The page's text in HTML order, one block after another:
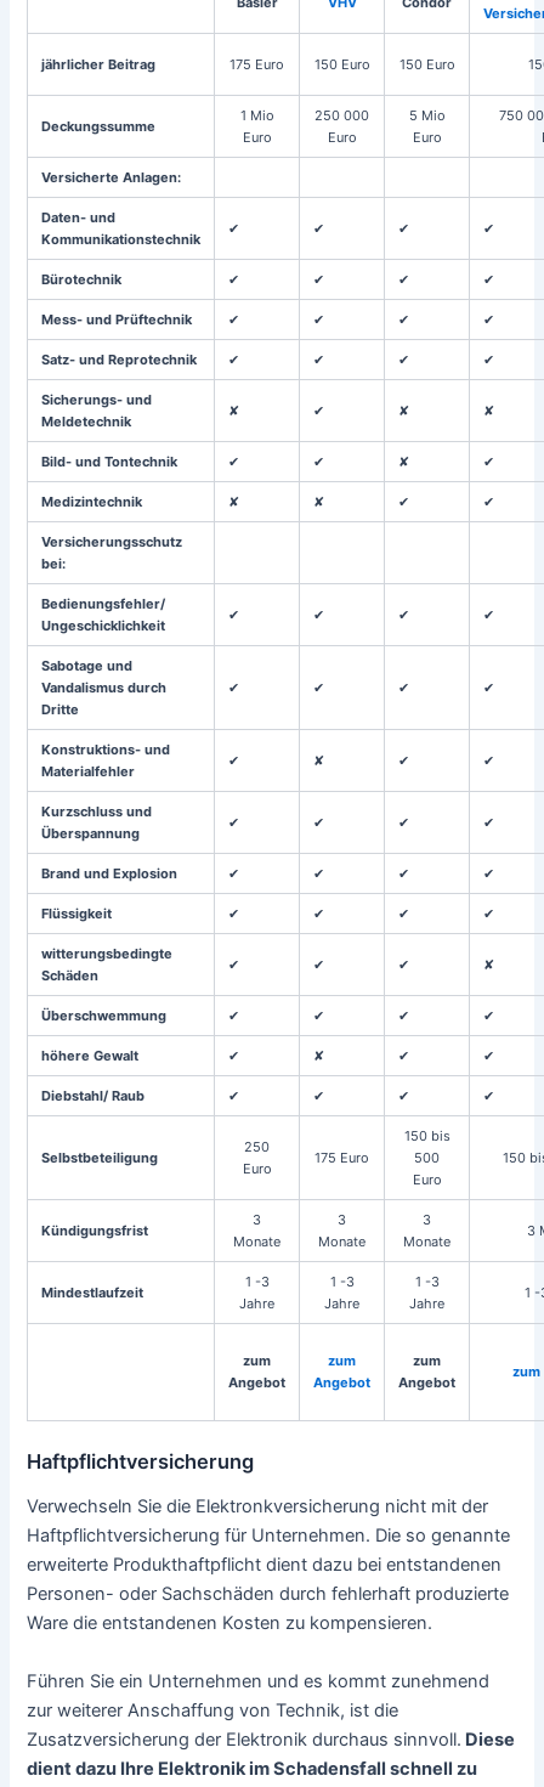
jährlicher Beitrag 175 Euro 150 Euro 150 Euro
Deckungssumme
1 Mio
Euro
250 000
Euro
5 Mio
Euro
750
Versicherte Anlagen:
Daten- und
Kommunikationstechnik
✔ ✔ ✔ ✔
Bürotechnik ✔ ✔ ✔ ✔
Mess- und Prüftechnik ✔ ✔ ✔ ✔
Satz- und Reprotechnik ✔ ✔ ✔ ✔
Sicherungs- und
Meldetechnik
✘ ✔ ✘ ✘
Bild- und Tontechnik ✔ ✔ ✘ ✔
Medizintechnik ✘ ✘ ✔ ✔
Versicherungsschutz
bei:
Bedienungsfehler/
Ungeschicklichkeit
✔ ✔ ✔ ✔
Sabotage und
Vandalismus durch
Dritte
✔ ✔ ✔ ✔
Konstruktions- und
Materialfehler
✔ ✘ ✔ ✔
Kurzschluss und
Überspannung
✔ ✔ ✔ ✔
Brand und Explosion ✔ ✔ ✔ ✔
Flüssigkeit ✔ ✔ ✔ ✔
witterungsbedingte
Schäden
✔ ✔ ✔ ✘
Überschwemmung ✔ ✔ ✔ ✔
höhere Gewalt ✔ ✘ ✔ ✔
Diebstahl/ Raub ✔ ✔ ✔ ✔
Selbstbeteiligung
250
Euro
175 Euro
150 bis
500
Euro
150
Kündigungsfrist
3
Monate
3
Monate
3
Monate
3
Mindestlaufzeit
1 -3
Jahre
1 -3
Jahre
1 -3
Jahre
1
zum
Angebot
zum
Angebot
zum
Angebot
zum
Haftpflichtversicherung
Verwechseln Sie die Elektronkversicherung nicht mit der
Haftpflichtversicherung für Unternehmen. Die so genannte
erweiterte Produkthaftpflicht dient dazu bei entstandenen
Personen- oder Sachschäden durch fehlerhaft produzierte
Ware die entstandenen Kosten zu kompensieren.
Führen Sie ein Unternehmen und es kommt zunehmend
zur weiterer Anschaffung von Technik, ist die
Zusatzversicherung der Elektronik durchaus sinnvoll. Diese
dient dazu Ihre Elektronik im Schadensfall schnell zu